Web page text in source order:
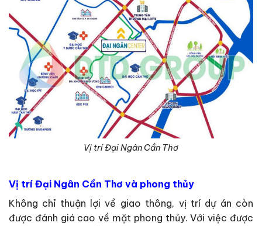
Vị trí Đại Ngân Cần Thơ
Vị trí Đại Ngân Cần Thơ và phong thủy
Không chỉ thuận lợi về giao thông, vị trí dự án còn
được đánh giá cao về mặt phong thủy. Với việc được